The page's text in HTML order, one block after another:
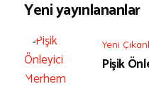
Yeni yayınlananlar
Yeni
Pişik